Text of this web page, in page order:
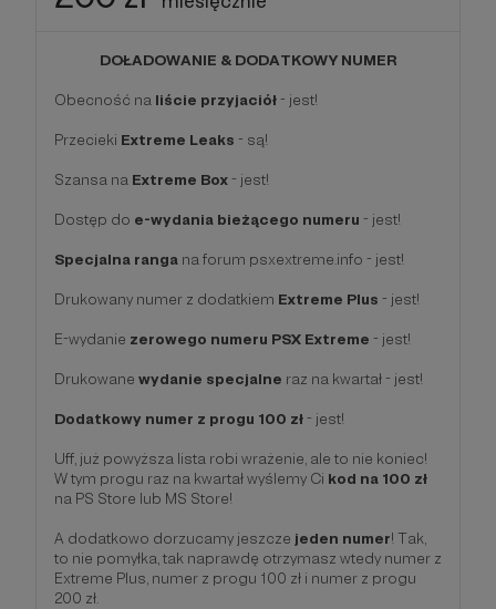
DOŁADOWANIE & DODATKOWY NUMER
Obecność na liście przyjaciół- jest!
Przecieki Extreme Leaks - są!
Szansa na Extreme Box- jest!
Dostęp do e-wydania bieżącego numeru - jest!
Specjalna ranga na forum psxextreme.info - jest!
Drukowany numer z dodatkiem Extreme Plus - jest!
E-wydanie zerowego numeru PSX Extreme - jest!
Drukowane wydanie specjalne raz na kwartał - jest!
Dodatkowy numer z progu 100 zł- jest!
Uff, już powyższa lista robi wrażenie, ale to nie koniec!
W tym progu raz na kwartał wyślemy Ci kod na 100 zł
na PS Store lub MS Store!
A dodatkowo dorzucamy jeszcze jeden numer! Tak,
to nie pomyłka, tak naprawdę otrzymasz wtedy numer z
Extreme Plus, numer z progu 100 zł i numer z progu
200 zł.